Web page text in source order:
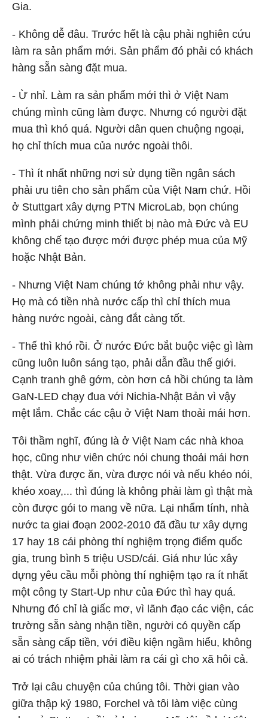
Gia.
- Không dễ đâu. Trước hết là cậu phải nghiên cứu
làm ra sản phẩm mới. Sản phẩm đó phải có khách
hàng sẵn sàng đặt mua.
- Ừ nhỉ. Làm ra sản phẩm mới thì ở Việt Nam
chúng mình cũng làm được. Nhưng có người đặt
mua thì khó quá. Người dân quen chuộng ngoại,
họ chỉ thích mua của nước ngoài thôi.
- Thì ít nhất những nơi sử dụng tiền ngân sách
phải ưu tiên cho sản phẩm của Việt Nam chứ. Hồi
ở Stuttgart xây dựng PTN MicroLab, bọn chúng
mình phải chứng minh thiết bị nào mà Đức và EU
không chế tạo được mới được phép mua của Mỹ
hoặc Nhật Bản.
- Nhưng Việt Nam chúng tớ không phải như vậy.
Họ mà có tiền nhà nước cấp thì chỉ thích mua
hàng nước ngoài, càng đắt càng tốt.
- Thế thì khó rồi. Ở nước Đức bắt buộc việc gì làm
cũng luôn luôn sáng tạo, phải dẫn đầu thế giới.
Cạnh tranh ghê gớm, còn hơn cả hồi chúng ta làm
GaN-LED chạy đua với Nichia-Nhật Bản vì vậy
mệt lắm. Chắc các cậu ở Việt Nam thoải mái hơn.
Tôi thầm nghĩ, đúng là ở Việt Nam các nhà khoa
học, cũng như viên chức nói chung thoải mái hơn
thật. Vừa được ăn, vừa được nói và nếu khéo nói,
khéo xoay,... thì đúng là không phải làm gì thật mà
còn được gói to mang về nữa. Lại nhẩm tính, nhà
nước ta giai đoạn 2002-2010 đã đầu tư xây dựng
17 hay 18 cái phòng thí nghiệm trọng điểm quốc
gia, trung bình 5 triệu USD/cái. Giá như lúc xây
dựng yêu cầu mỗi phòng thí nghiệm tạo ra ít nhất
một công ty Start-Up như của Đức thì hay quá.
Nhưng đó chỉ là giấc mơ, vì lãnh đạo các viện, các
trường sẵn sàng nhận tiền, người có quyền cấp
sẵn sàng cấp tiền, với điều kiện ngầm hiểu, không
ai có trách nhiệm phải làm ra cái gì cho xã hôi cả.
Trở lại câu chuyện của chúng tôi. Thời gian vào
giữa thập kỷ 1980, Forchel và tôi làm việc cùng